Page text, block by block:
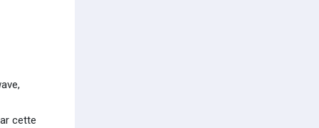
cette